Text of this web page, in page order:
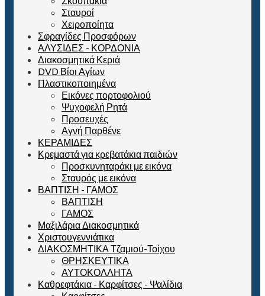
Σταυροί
Χειροποίητα
Σφραγίδες Προσφόρων
ΑΛΥΣΙΔΕΣ - ΚΟΡΔΟΝΙΑ
Διακοσμητικά Κεριά
DVD Βίοι Αγίων
Πλαστικοποιημένα
Εικόνες πορτοφολιού
Ψυχοφελή Ρητά
Προσευχές
Αγνή Παρθένε
ΚΕΡΑΜΙΔΕΣ
Κρεμαστά για κρεβατάκια παιδιών
Προσκυνηταράκι με εικόνα
Σταυρός με εικόνα
ΒΑΠΤΙΣΗ - ΓΑΜΟΣ
ΒΑΠΤΙΣΗ
ΓΑΜΟΣ
Μαξιλάρια Διακοσμητικά
Χριστουγεννιάτικα
ΔΙΑΚΟΣΜΗΤΙΚΑ Τζαμιού-Τοίχου
ΘΡΗΣΚΕΥΤΙΚΑ
ΑΥΤΟΚΟΛΛΗΤΑ
Καθρεφτάκια - Καρφίτσες - Ψαλίδια